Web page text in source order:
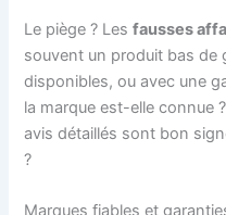
Le piège ? Lesfausses
souvent un produit bas de
disponibles, ou avec une
la marque est-elle connue
avis détaillés sont bon
?
Marques fiables et